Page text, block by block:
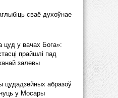
сваё духоўнае
цуд у вачах Бога»:
прайшлі пад
залевы
цудадзейных абразоў
у Мосары